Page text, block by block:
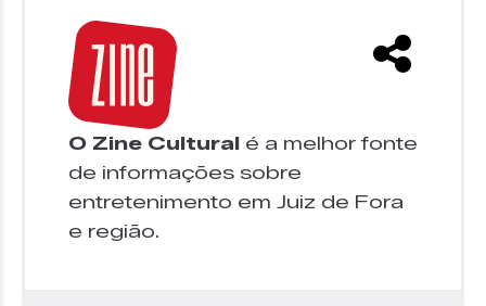
O Zine Cultural é a melhor fonte
de informações sobre
entretenimento em Juiz de Fora
e região.